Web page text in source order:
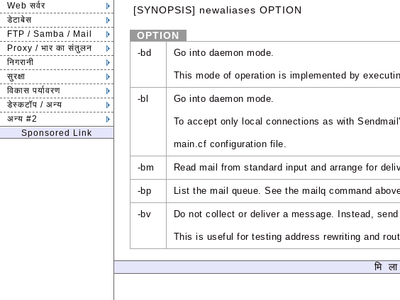
Web सर्वर
डेटाबेस
FTP / Samba / Mail
Proxy / भार का संतुलन
निगरानी
सुरक्षा
विकास पर्यावरण
डेस्कटॉप / अन्य
अन्य #2
Sponsored Link
[SYNOPSIS] newaliases OPTION
OPTION
-bd Go into daemon mode.
This mode of operation is implemented by
-bl Go into daemon mode.
To accept only local connections as with
main.cf configuration file.
-bm Read mail from standard input and arrange for
-bp List the mail queue. See the mailq command
-bv Do not collect or deliver a message. Instead,
This is useful for testing address rewriting and